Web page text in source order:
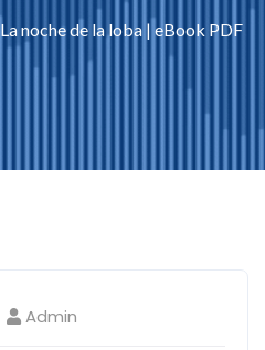
La noche de la loba | eBook PDF
Admin